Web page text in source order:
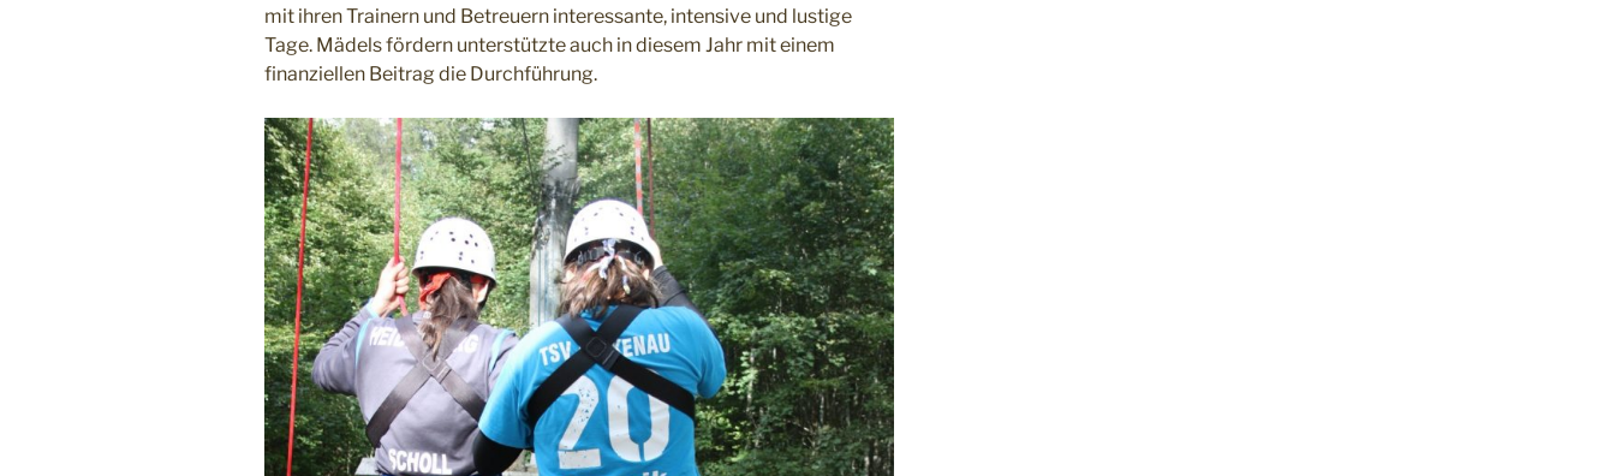
mit ihren Trainern und Betreuern interessante, intensive und lustige
Tage. Mädels fördern unterstützte auch in diesem Jahr mit einem
finanziellen Beitrag die Durchführung.